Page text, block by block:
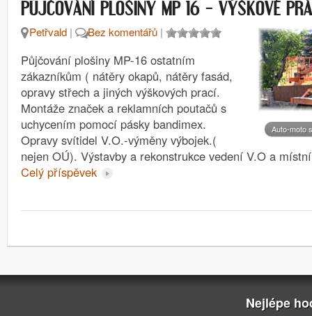
PŮJČOVÁNÍ PLOŠINY MP 16 – VÝŠKOVÉ
Auto-moto
Petřvald | Bez komentářů |
Půjčování plošiny MP-16 ostatním
zákazníkům ( nátěry okapů, nátěry fasád,
opravy střech a jiných výškových prací.
Montáže značek a reklamních poutačů s
uchycením pomocí pásky bandimex.
Opravy svítidel V.O.-výměny výbojek.(
nejen OÚ). Výstavby a rekonstrukce vedení V.O a
Celý příspěvek
Nejlépe